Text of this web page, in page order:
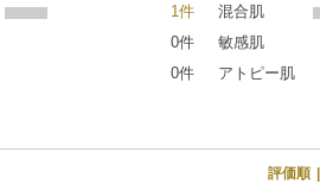
1件
0件
0件
混合肌
敏感肌
アトピー肌
評価順